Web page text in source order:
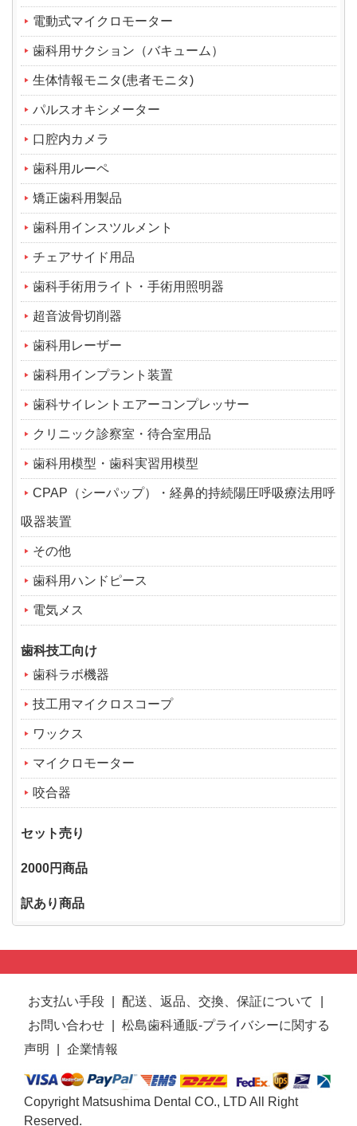
電動式マイクロモーター
歯科用サクション（バキューム）
生体情報モニタ(患者モニタ)
パルスオキシメーター
口腔内カメラ
歯科用ルーペ
矯正歯科用製品
歯科用インスツルメント
チェアサイド用品
歯科手術用ライト・手術用照明器
超音波骨切削器
歯科用レーザー
歯科用インプラント装置
歯科サイレントエアーコンプレッサー
クリニック診察室・待合室用品
歯科用模型・歯科実習用模型
CPAP（シーパップ）・経鼻的持続陽圧呼吸療法用呼
吸器装置
その他
歯科用ハンドピース
電気メス
歯科技工向け
歯科ラボ機器
技工用マイクロスコープ
ワックス
マイクロモーター
咬合器
セット売り
2000円商品
訳あり商品
お支払い手段 配送、返品、交換、保証について
お問い合わせ
松島歯科通販-プライバシーに関する
声明
企業情報
Copyright Matsushima Dental CO., LTD All Right
Reserved.